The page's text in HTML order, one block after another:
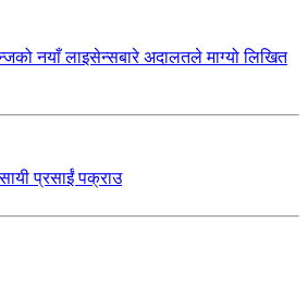
नयाँ लाइसेन्सबारे अदालतले माग्यो लिखित
प्रसाईं पक्राउ